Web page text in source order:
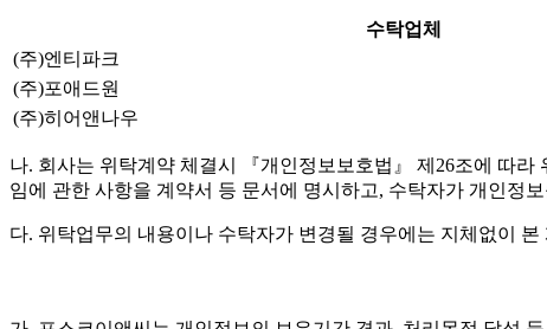
수탁업체
(주)엔티파크
(주)포애드원
(주)히어앤나우
나. 회사는 위탁계약 체결시 『개인정보보호법』 제26조에 따
임에 관한 사항을 계약서 등 문서에 명시하고, 수탁자가 개인정
다. 위탁업무의 내용이나 수탁자가 변경될 경우에는 지체없이